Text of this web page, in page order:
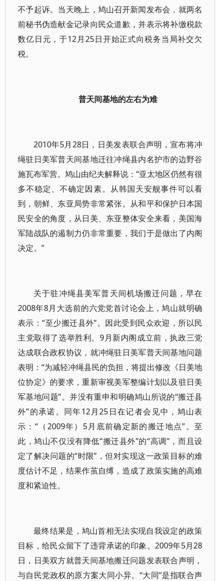
不予起诉。当天晚上，鸠山召开新闻发布会，就两名
前秘书伪造献金记录向民众道歉，并表示将补缴税款
数亿日元，于12月25日开始正式向税务当局补交欠
税。
普天间基地的左右为难
2010年5月28日，日美发表联合声明，宣布将冲
绳驻日美军普天间基地迁往冲绳县内名护市的边野谷
施瓦布军营。鸠山由纪夫解释说：“亚太地区仍然有很
多不稳定、不确定因素。从韩国天安舰事件可以看
到，朝鲜、东亚局势非常紧张。从和平和保护日本国
民安全的角度，从日美、东亚整体安全来看，美国海
军陆战队的遏制力仍非常重要，我们于是做出了内阁
决定。”
关于驻冲绳县美军普天间机场搬迁问题，早在
2008年8月大选前的六党党首讨论会上，鸠山就明确
表示：“至少搬迁县外”。因此受到民众欢迎，所以民
主党取得了选举胜利。9月新内阁成立前，执政三党
达成联合政权协议，就冲绳驻日美军普天间基地问题
表明：“为减轻冲绳县民的负担，将提出修改《日美地
位协定》的要求，重新审视美军整编计划以及驻日美
军基地问题”。并没有重申和明确鸠山所说的“搬迁县
外”的承诺。同年12月25日在记者会见中，鸠山表
示：“（2009年）5月底前确定新的搬迁地点”。至
此，鸠山不仅没有降低“搬迁县外”的“高调”，而且设
定了解决问题的“时限”，但对实现这一政策目标的难
度估计不足，结果作茧自缚，造成了政策实施的高难
度和紧迫性。
最终结果是，鸠山首相无法实现自我设定的政策
目标，给民众留下了违背承诺的印象。2009年5月28
日，日美双方就普天间基地搬迁问题发表联合声明，
与自民党政权的原方案大同小异。“大同”是指联合声